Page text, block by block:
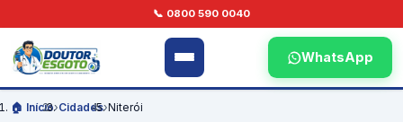
📞 0800 590 0040
WhatsApp
🏠 Início›Cidades›Niterói